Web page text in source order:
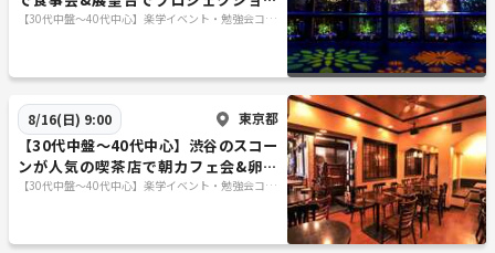
マッピング見学
【30代中盤〜40代中心】楽学イベント・勉強会コミ
8/16(日) 9:00 東京都
【30代中盤〜40代中心】渋谷のスコー
ンが人気の喫茶店で朝カフェ会&卵か
けご飯がおかわり自由の定食屋でラン
【30代中盤〜40代中心】楽学イベント・勉強会コミ